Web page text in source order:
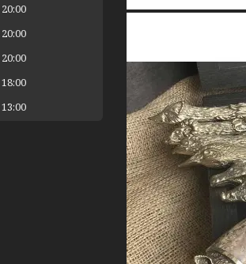
20:00
20:00
20:00
18:00
13:00